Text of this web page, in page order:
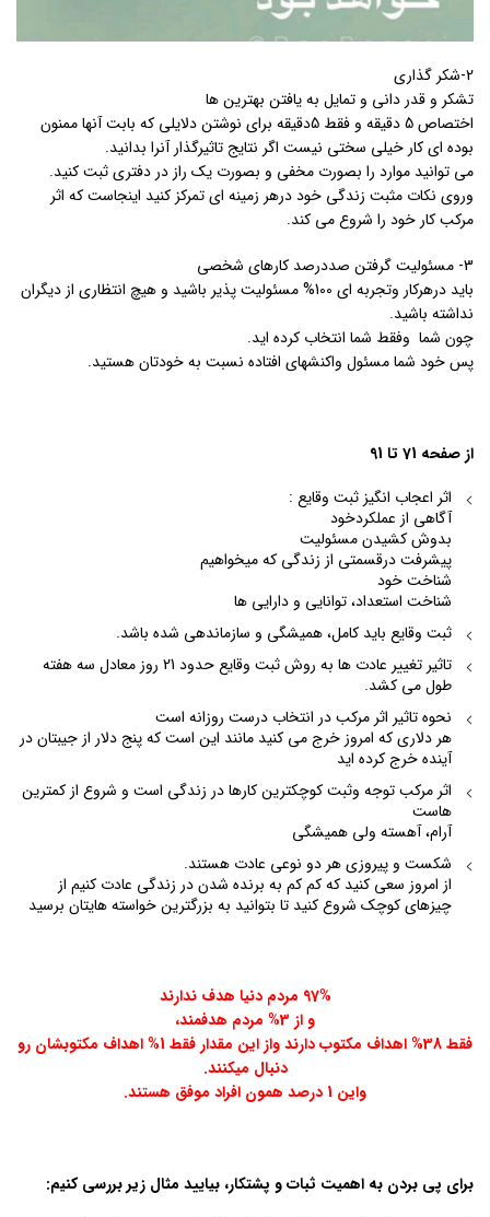
2-شکر گذاری
تشکر و قدر دانی و تمایل به یافتن بهترین ها
اختصاص 5 دقیقه و فقط 5دقیقه برای نوشتن دلایلی که بابت آنها ممنون
بوده ای کار خیلی سختی نیست اگر نتایج تاثیرگذار آنرا بدانید.
می توانید موارد را بصورت مخفی و بصورت یک راز در دفتری ثبت کنید.
وروی نکات مثبت زندگی خود درهر زمینه ای تمرکز کنید اینجاست که اثر
مرکب کار خود را شروع می کند.
3- مسئولیت گرفتن صددرصد کارهای شخصی
باید درهرکار وتجربه ای 100% مسئولیت پذیر باشید و هیچ انتظاری از دیگران
نداشته باشید.
چون شما وفقط شما انتخاب کرده اید.
پس خود شما مسئول واکنشهای افتاده نسبت به خودتان هستید.
از صفحه 71 تا 91
اثر اعجاب انگیز ثبت وقایع :
آگاهی از عملکردخود
بدوش کشیدن مسئولیت
پیشرفت درقسمتی از زندگی که میخواهیم
شناخت خود
شناخت استعداد، توانایی و دارایی ها
ثبت وقایع باید کامل، همیشگی و سازماندهی شده باشد.
تاثیر تغییر عادت ها به روش ثبت وقایع حدود 21 روز معادل سه هفته
طول می کشد.
نحوه تاثیر اثر مرکب در انتخاب درست روزانه است
هر دلاری که امروز خرج می کنید مانند این است که پنج دلار از جیبتان در
آينده خرج کرده اید
اثر مرکب توجه وثبت کوچکترین کارها در زندگی است و شروع از کمترین
هاست
آرام، آهسته ولی همیشگی
شکست و پیروزی هر دو نوعی عادت هستند.
از امروز سعی کنید که کم کم به برنده شدن در زندگی عادت کنیم از
چیزهای کوچک شروع کنید تا بتوانید به بزرگترین خواسته هایتان برسید
97% مردم دنیا هدف ندارند
و از 3% مردم هدفمند،
فقط 38% اهداف مکتوب دارند واز این مقدار فقط 1% اهداف مکتوبشان رو
دنبال میکنند.
واین 1 درصد همون افراد موفق هستند.
برای پی بردن به اهمیت ثبات و پشتکار، بیایید مثال زیر بررسی کنیم: